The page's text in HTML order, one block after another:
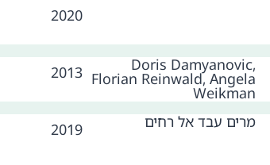
2020
Doris Damyanovic,
Florian Reinwald, Angela
Weikman
2013
מרים עבד אל רחים 2019